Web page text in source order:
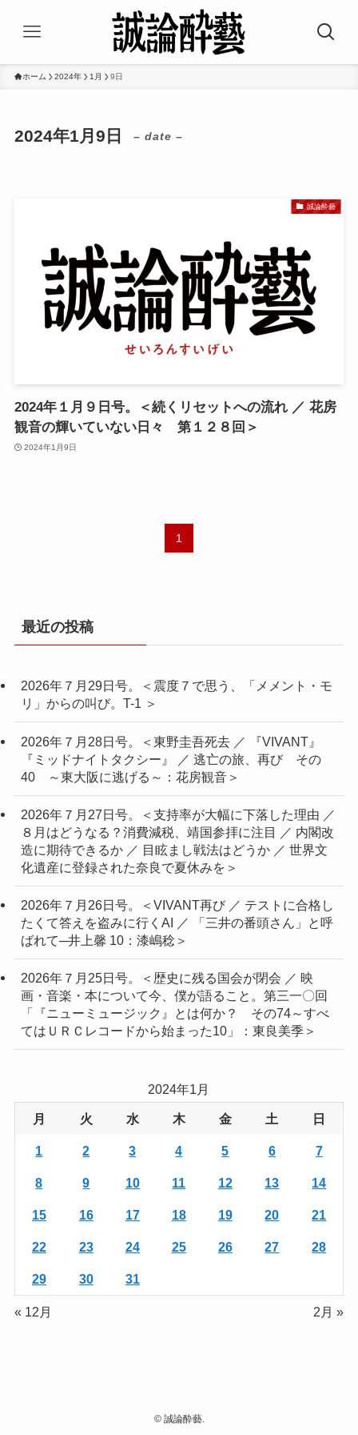
ホーム 2024年 1月 9日
2024年1月9日 – date –
誠論酔藝
2024年１月９日号。＜続くリセットへの流れ ／ 花房
観音の輝いていない日々 第１２８回＞
2024年1月9日
1
最近の投稿
2026年７月29日号。＜震度７で思う、「メメント・モ
リ」からの叫び。T-1 ＞
2026年７月28日号。＜東野圭吾死去 ／ 『VIVANT』
『ミッドナイトタクシー』 ／ 逃亡の旅、再び その
40 ～東大阪に逃げる～：花房観音＞
2026年７月27日号。＜支持率が大幅に下落した理由 ／
８月はどうなる？消費減税、靖国参拝に注目 ／ 内閣改
造に期待できるか ／ 目眩まし戦法はどうか ／ 世界文
化遺産に登録された奈良で夏休みを＞
2026年７月26日号。＜VIVANT再び ／ テストに合格し
たくて答えを盗みに行くAI ／ 「三井の番頭さん」と呼
ばれて─井上馨 10：漆嶋稔＞
2026年７月25日号。＜歴史に残る国会が閉会 ／ 映
画・音楽・本について今、僕が語ること。第三一〇回
「『ニューミュージック』とは何か？ その74～すべ
てはＵＲＣレコードから始まった10」：東良美季＞
2024年1月
月 火 水 木 金 土 日
1 2 3 4 5 6 7
8 9 10 11 12 13 14
15 16 17 18 19 20 21
22 23 24 25 26 27 28
29 30 31
« 12月 2月 »
©誠論酔藝.